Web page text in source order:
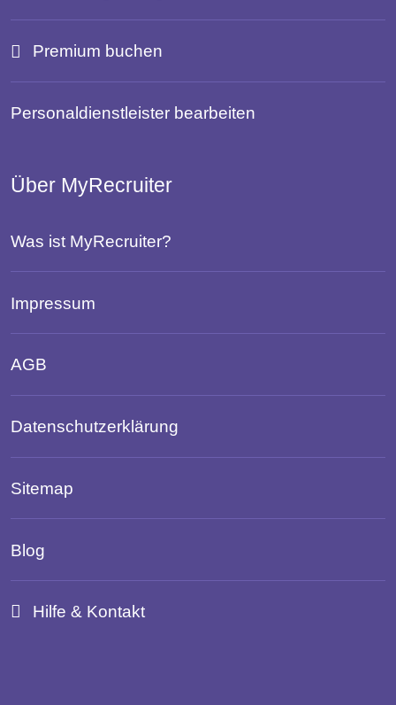
Premium buchen
Personaldienstleister bearbeiten
Über MyRecruiter
Was ist MyRecruiter?
Impressum
AGB
Datenschutzerklärung
Sitemap
Blog
Hilfe & Kontakt